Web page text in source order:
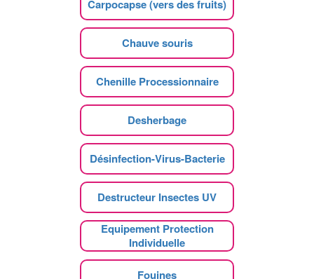
Carpocapse (vers des fruits)
Chauve souris
Chenille Processionnaire
Desherbage
Désinfection-Virus-Bacterie
Destructeur Insectes UV
Equipement Protection
Individuelle
Fouines